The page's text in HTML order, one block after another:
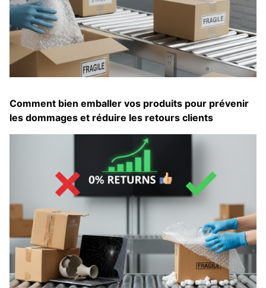
Comment bien emballer vos produits pour prévenir
les dommages et réduire les retours clients